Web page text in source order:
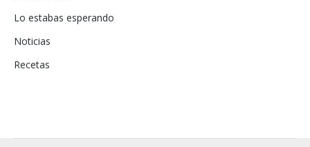
Lo estabas esperando
Noticias
Recetas